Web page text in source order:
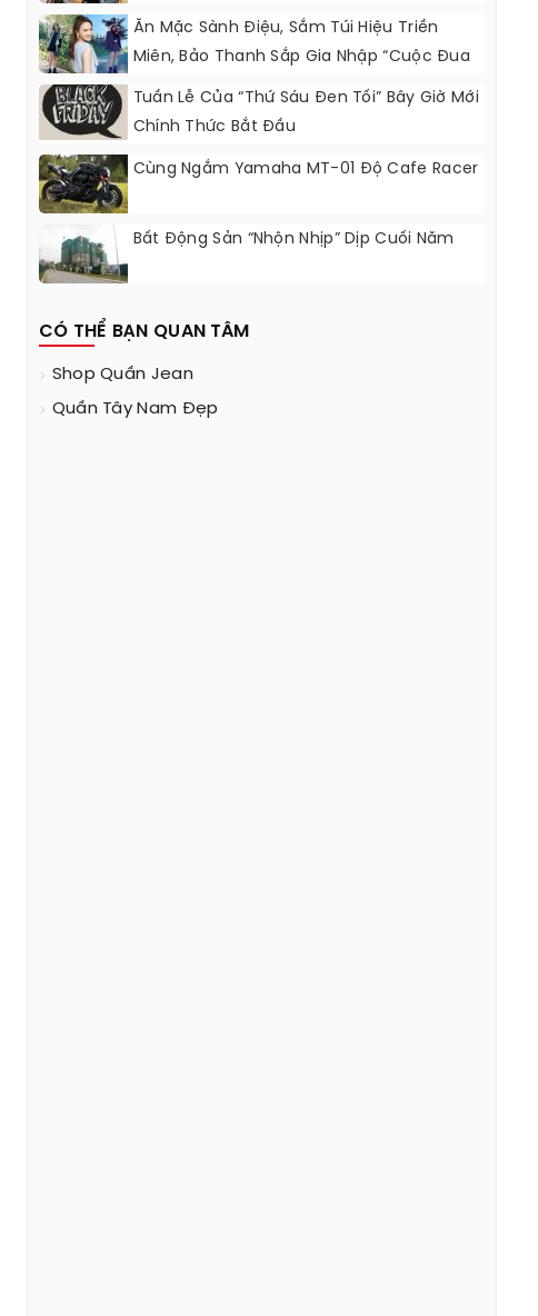
Ăn Mặc Sành Điệu, Sắm Túi Hiệu Triền
Miên, Bảo Thanh Sắp Gia Nhập “cuộc Đua
Hàng Hiệu” Vbiz?
Tuần Lễ Của “Thứ Sáu Đen Tối” Bây Giờ Mới
Chính Thức Bắt Đầu
Cùng Ngắm Yamaha MT-01 Độ Cafe Racer
Bất Động Sản “nhộn Nhịp” Dịp Cuối Năm
CÓ THỂ BẠN QUAN TÂM
Shop Quần Jean
Quần Tây Nam Đẹp